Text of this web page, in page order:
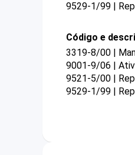
9529-1/99 |
Código e
3319-8/00 |
9001-9/06 |
9521-5/00 |
9529-1/99 |